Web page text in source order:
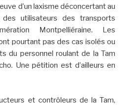
d’un laxisme déconcertant au
utilisateurs des transports
Montpelliéraine. Les
pourtant pas des cas isolés ou
du personnel roulant de la Tam
Une pétition est d’ailleurs en
et contrôleurs de la Tam,